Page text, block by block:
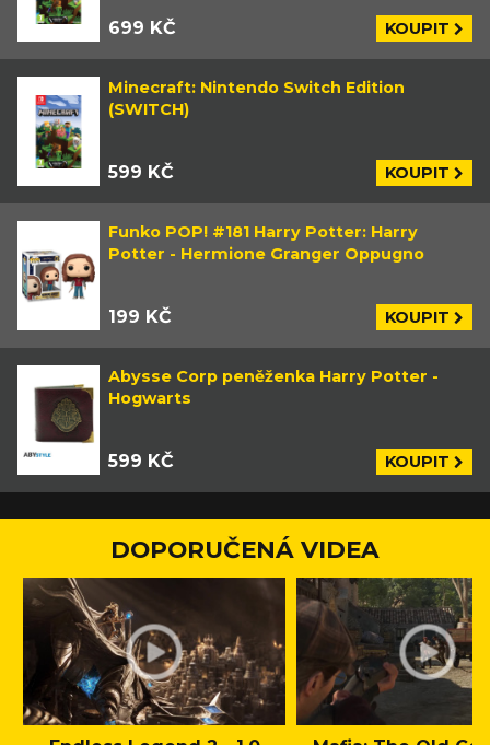
699 KČ KOUPIT
Minecraft: Nintendo Switch Edition
(SWITCH)
599 KČ KOUPIT
Funko POP! #181 Harry Potter: Harry
Potter - Hermione Granger Oppugno
199 KČ KOUPIT
Abysse Corp peněženka Harry Potter -
Hogwarts
599 KČ KOUPIT
DOPORUČENÁ VIDEA